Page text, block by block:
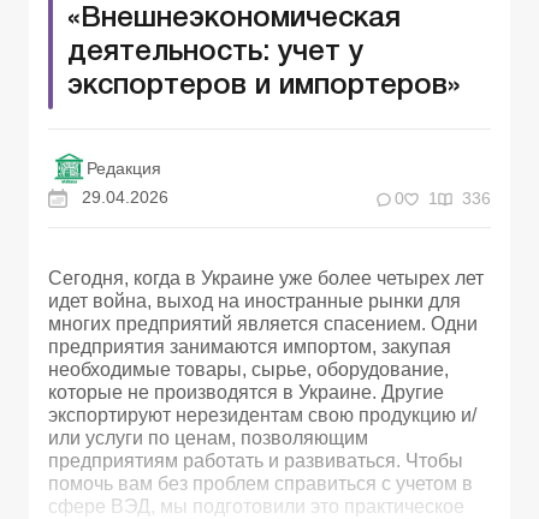
«Внешнеэкономическая
деятельность: учет у
экспортеров и импортеров»
Редакция
29.04.2026
0 1 336
Сегодня, когда в Украине уже более четырех лет
идет война, выход на иностранные рынки для
многих предприятий является спасением. Одни
предприятия занимаются импортом, закупая
необходимые товары, сырье, оборудование,
которые не производятся в Украине. Другие
экспортируют нерезидентам свою продукцию и/
или услуги по ценам, позволяющим
предприятиям работать и развиваться. Чтобы
помочь вам без проблем справиться с учетом в
сфере ВЭД, мы подготовили это практическое